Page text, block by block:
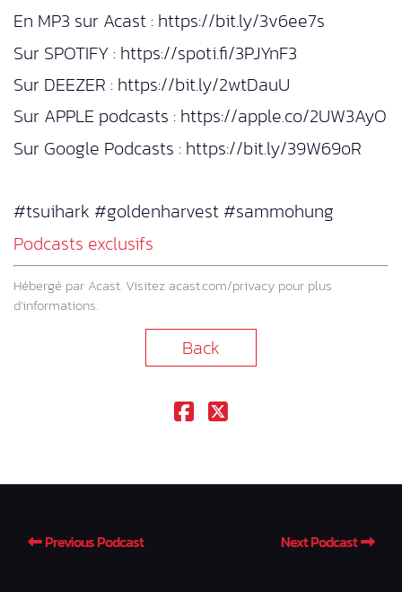
En MP3 sur Acast : https://bit.ly/3v6ee7s
Sur SPOTIFY : https://spoti.fi/3PJYnF3
Sur DEEZER : https://bit.ly/2wtDauU
Sur APPLE podcasts : https://apple.co/2UW3AyO
Sur Google Podcasts : https://bit.ly/39W69oR
#tsuihark #goldenharvest #sammohung
Podcasts exclusifs
Hébergé par Acast. Visitez acast.com/privacy pour plus
d’informations.
Back
Previous Podcast Next Podcast